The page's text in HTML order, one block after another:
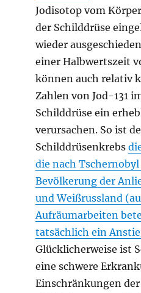
Jodisotop vom
der Schilddrüse
wieder
einer Halbwertszeit
können auch relativ
Zahlen von Jod-131
Schilddrüse ein
verursachen. So ist
Schilddrüsenkrebs
die nach
Bevölkerung der
und Weißrussland
Aufräumarbeiten
tatsächlich ein
Glücklicherweise ist
eine schwere
Einschränkungen